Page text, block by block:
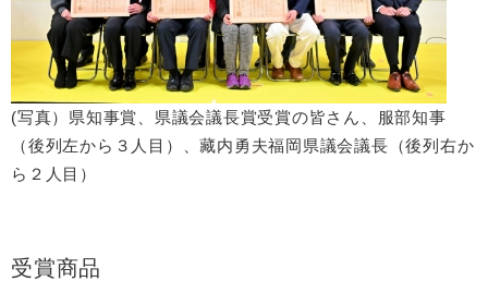
(写真）県知事賞、県議会議長賞受賞の皆さん、服部知事
（後列左から３人目）、藏内勇夫福岡県議会議長（後列右か
ら２人目）
受賞商品